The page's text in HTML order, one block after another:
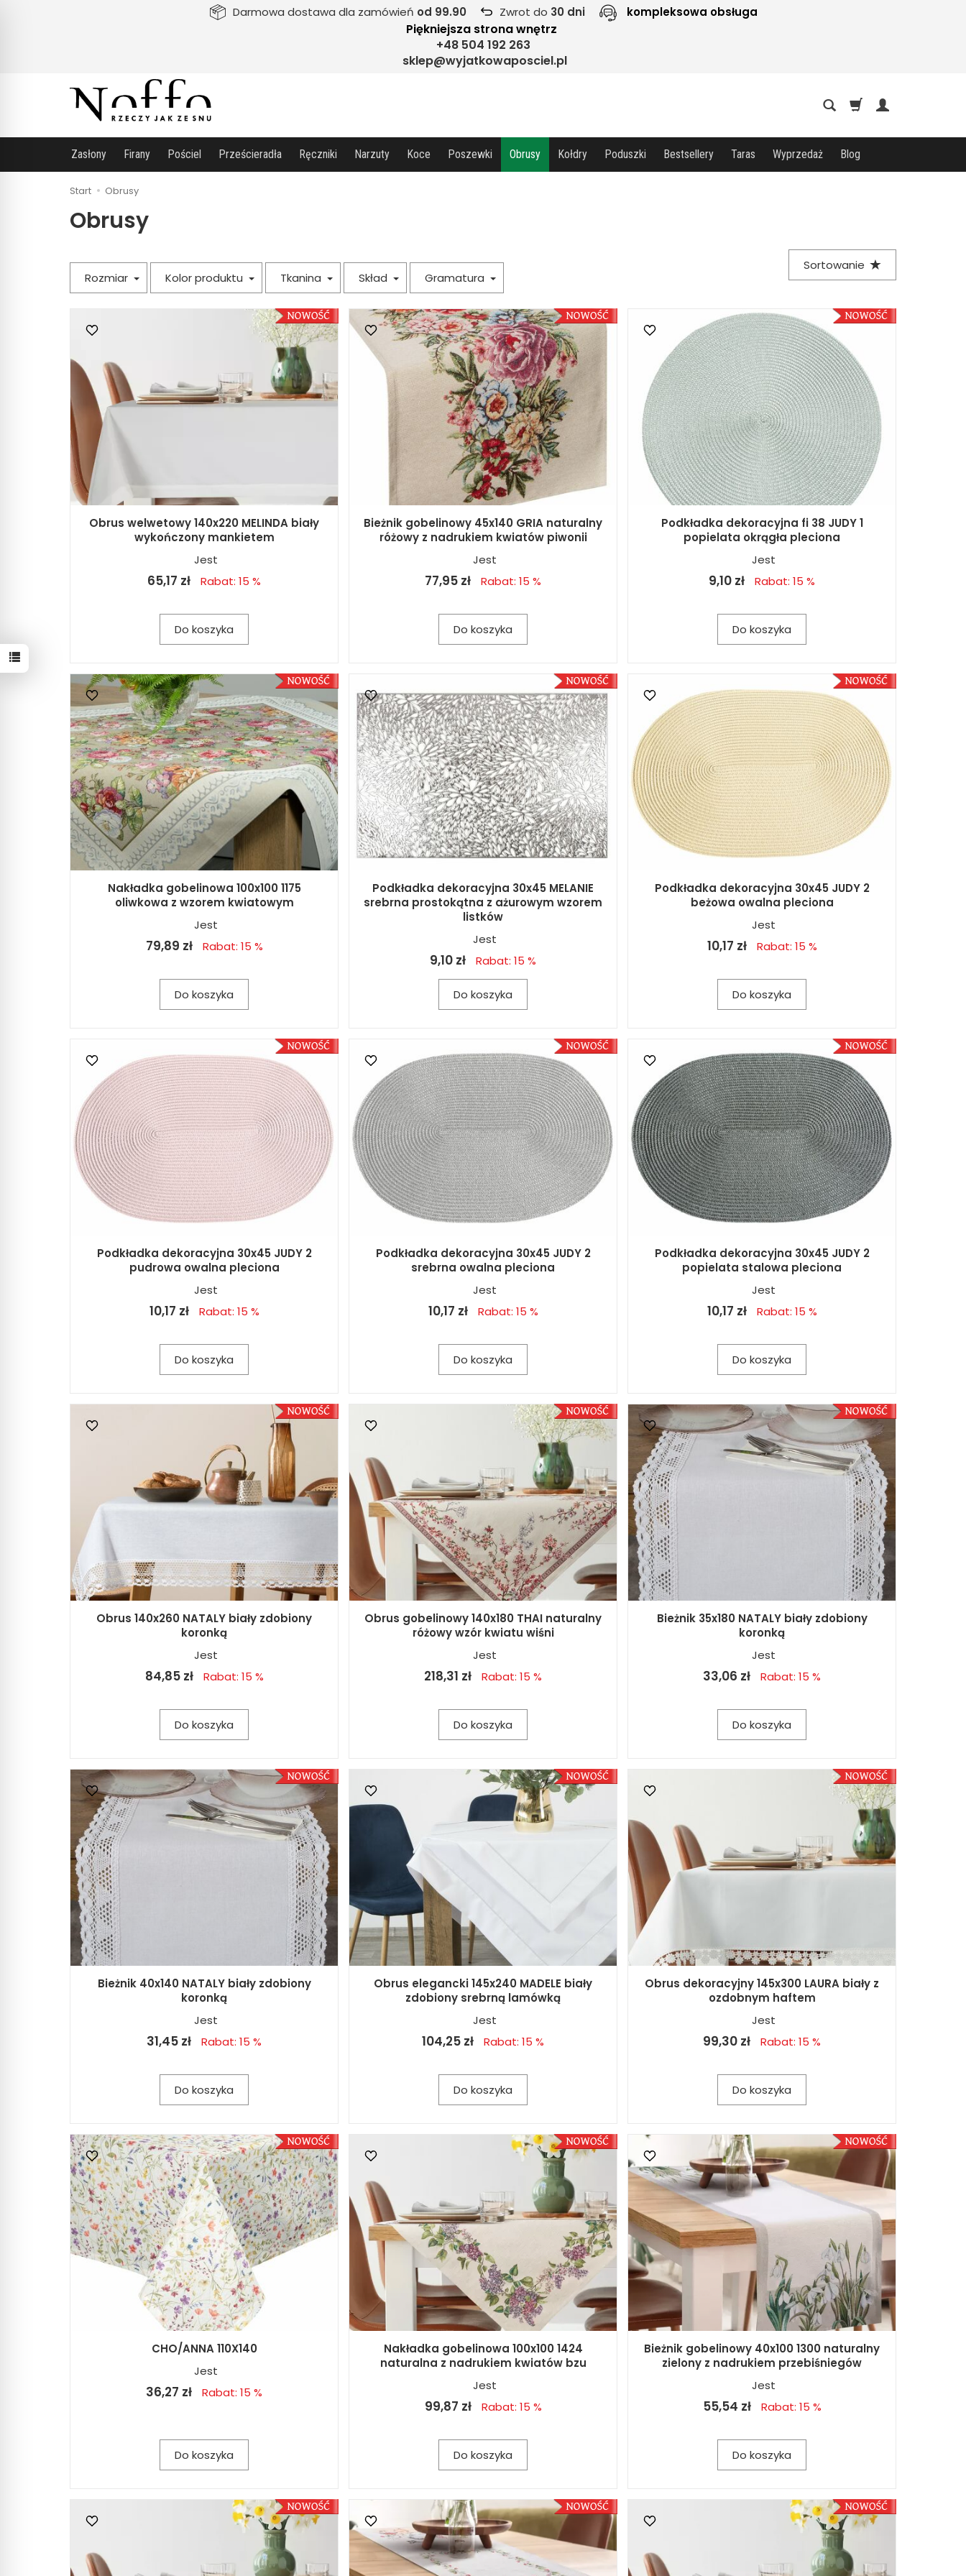
Darmowa dostawa dla zamówień od 99.90 Zwrot do 30 dni kompleksowa obsługa
Piękniejsza strona wnętrz
+48 504 192 263
sklep@wyjatkowaposciel.pl
Zasłony Firany Pościel Prześcieradła Ręczniki Narzuty Koce Poszewki Obrusy Kołdry Poduszki Bestsellery Taras Wyprzedaż Blog
Start Obrusy
Obrusy
Sortowanie
Rozmiar
Kolor produktu Tkanina Skład Gramatura
Obrus welwetowy 140x220 MELINDA biały
wykończony mankietem
Jest
65,17 zł Rabat: 15 %
Do koszyka
Bieżnik gobelinowy 45x140 GRIA naturalny
różowy z nadrukiem kwiatów piwonii
Jest
77,95 zł Rabat: 15 %
Do koszyka
Podkładka dekoracyjna fi 38 JUDY 1
popielata okrągła pleciona
Jest
9,10 zł Rabat: 15 %
Do koszyka
Nakładka gobelinowa 100x100 1175
oliwkowa z wzorem kwiatowym
Jest
79,89 zł Rabat: 15 %
Do koszyka
Podkładka dekoracyjna 30x45 MELANIE
srebrna prostokątna z ażurowym wzorem
listków
Jest
9,10 zł Rabat: 15 %
Do koszyka
Podkładka dekoracyjna 30x45 JUDY 2
beżowa owalna pleciona
Jest
10,17 zł Rabat: 15 %
Do koszyka
Podkładka dekoracyjna 30x45 JUDY 2
pudrowa owalna pleciona
Jest
10,17 zł Rabat: 15 %
Do koszyka
Podkładka dekoracyjna 30x45 JUDY 2
srebrna owalna pleciona
Jest
10,17 zł Rabat: 15 %
Do koszyka
Podkładka dekoracyjna 30x45 JUDY 2
popielata stalowa pleciona
Jest
10,17 zł Rabat: 15 %
Do koszyka
Obrus 140x260 NATALY biały zdobiony
koronką
Jest
84,85 zł Rabat: 15 %
Do koszyka
Obrus gobelinowy 140x180 THAI naturalny
różowy wzór kwiatu wiśni
Jest
218,31 zł Rabat: 15 %
Do koszyka
Bieżnik 35x180 NATALY biały zdobiony
koronką
Jest
33,06 zł Rabat: 15 %
Do koszyka
Bieżnik 40x140 NATALY biały zdobiony
koronką
Jest
31,45 zł Rabat: 15 %
Do koszyka
Obrus elegancki 145x240 MADELE biały
zdobiony srebrną lamówką
Jest
104,25 zł Rabat: 15 %
Do koszyka
Obrus dekoracyjny 145x300 LAURA biały z
ozdobnym haftem
Jest
99,30 zł Rabat: 15 %
Do koszyka
CHO/ANNA 110X140
Jest
36,27 zł Rabat: 15 %
Do koszyka
Nakładka gobelinowa 100x100 1424
naturalna z nadrukiem kwiatów bzu
Jest
99,87 zł Rabat: 15 %
Do koszyka
Bieżnik gobelinowy 40x100 1300 naturalny
zielony z nadrukiem przebiśniegów
Jest
55,54 zł Rabat: 15 %
Do koszyka